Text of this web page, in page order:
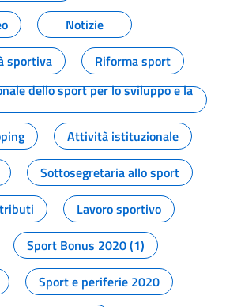
Notizie
sportiva
Riforma sport
dello sport per lo sviluppo e la
Attività istituzionale
Sottosegretaria allo sport
Lavoro sportivo
Sport Bonus 2020 (1)
Sport e periferie 2020